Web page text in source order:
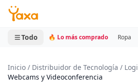
MINI CARRITO
0 productos
Todo 🔥 Lo más comprado Ropa
Inicio / Distribuidor de Tecnología /
Webcams y Videoconferencia